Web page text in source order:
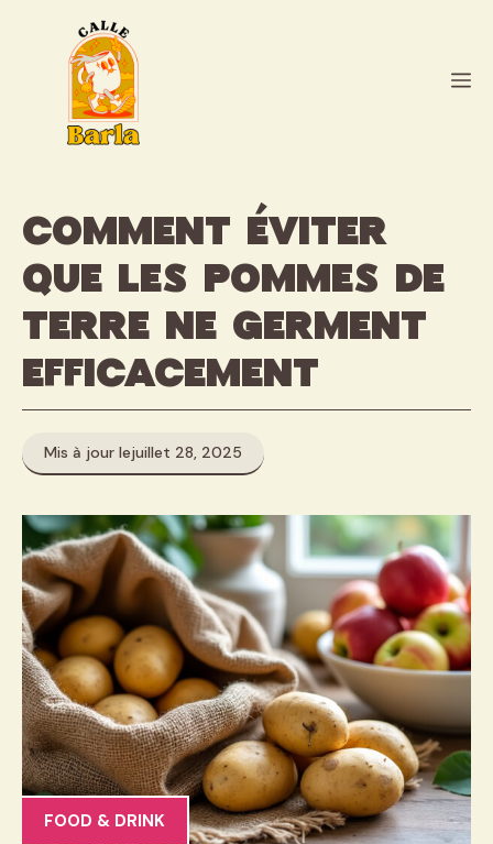
Comment éviter
que les pommes de
terre ne germent
efficacement
Mis à jour lejuillet 28, 2025
FOOD & DRINK